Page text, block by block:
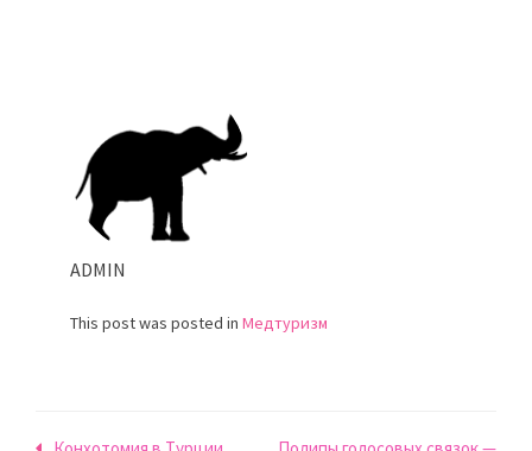
ADMIN
This post was posted in Медтуризм